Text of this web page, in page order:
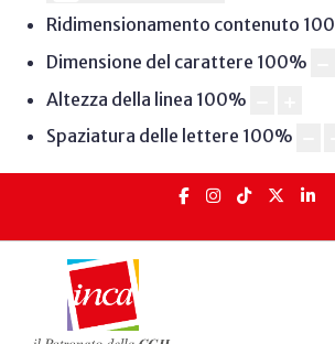
Ridimensionamento contenuto 100
Dimensione del carattere 100%
Altezza della linea 100%
Spaziatura delle lettere 100%